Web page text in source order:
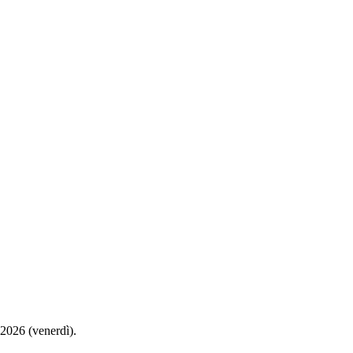
(venerdì).